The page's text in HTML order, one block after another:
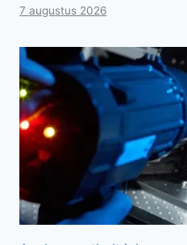
7 augustus 2026